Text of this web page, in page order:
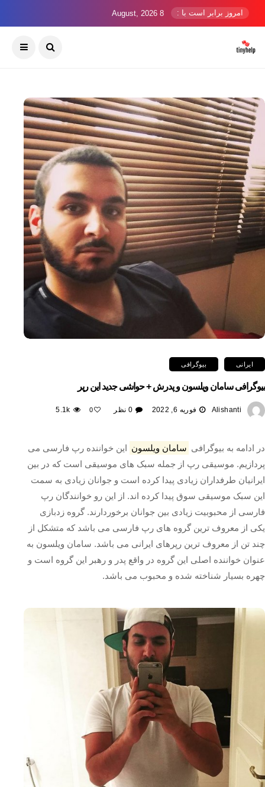
امروز برابر است با : 8 August, 2026
ایرانی بیوگرافی
بیوگرافی سامان ویلسون و پدرش + حواشی جدید این رپر
Alishanti فوریه 6, 2022 0 نظر 0
5.1k
در ادامه به بیوگرافی سامان ویلسون این خواننده رپ فارسی می
پردازیم. موسیقی رپ از جمله سبک های موسیقی است که در بین
ایرانیان طرفداران زیادی پیدا کرده است و جوانان زیادی به سمت
این سبک موسیقی سوق پیدا کرده اند. از این ‌رو خوانندگان رپ
فارسی از محبوبیت زیادی بین جوانان برخوردارند. گروه زدبازی
یکی از معروف ترین گروه های رپ فارسی می باشد که متشکل از
چند تن از معروف ترین رپرهای ایرانی می باشد. سامان ویلسون به
عنوان خواننده اصلی این گروه در واقع پدر و رهبر این گروه است و
چهره بسیار شناخته شده و محبوب می باشد.